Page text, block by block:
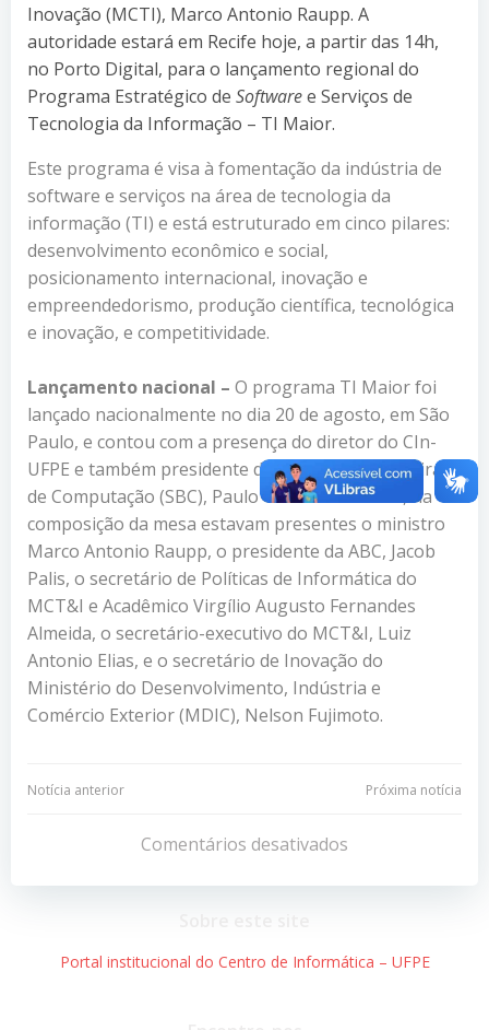
Inovação (MCTI), Marco Antonio Raupp. A
autoridade estará em Recife hoje, a partir das 14h,
no Porto Digital, para o lançamento regional do
Programa Estratégico de Softwaree Serviços de
Tecnologia da Informação – TI Maior.
Este programa é visa à fomentação da indústria de
software e serviços na área de tecnologia da
informação (TI) e está estruturado em cinco pilares:
desenvolvimento econômico e social,
posicionamento internacional, inovação e
empreendedorismo, produção científica, tecnológica
e inovação, e competitividade.
Lançamento nacional – O programa TI Maior foi
lançado nacionalmente no dia 20 de agosto, em São
Paulo, e contou com a presença do diretor do CIn-
UFPE e também presidente da Sociedade Brasileira
de Computação (SBC), Paulo Cunha. Além dele, na
composição da mesa estavam presentes o ministro
Marco Antonio Raupp, o presidente da ABC, Jacob
Palis, o secretário de Políticas de Informática do
MCT&I e Acadêmico Virgílio Augusto Fernandes
Almeida, o secretário-executivo do MCT&I, Luiz
Antonio Elias, e o secretário de Inovação do
Ministério do Desenvolvimento, Indústria e
Comércio Exterior (MDIC), Nelson Fujimoto.
Navegação
Post
Notícia anterior
Navegação
de
Post
Próxima notícia
Comentários desativados
Portal institucional do Centro de Informática – UFPE